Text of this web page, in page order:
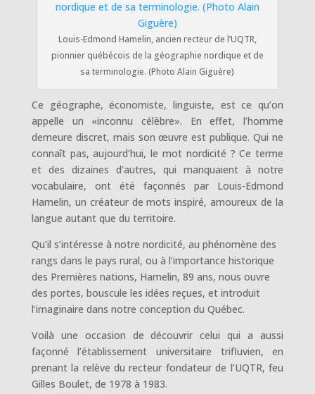
Louis-Edmond Hamelin, ancien recteur de l’UQTR,
pionnier québécois de la géographie nordique et de
sa terminologie. (Photo Alain Giguère)
Ce géographe, économiste, linguiste, est ce qu’on
appelle un «inconnu célèbre». En effet, l’homme
demeure discret, mais son œuvre est publique. Qui ne
connaît pas, aujourd’hui, le mot nordicité ? Ce terme
et des dizaines d’autres, qui manquaient à notre
vocabulaire, ont été façonnés par Louis-Edmond
Hamelin, un créateur de mots inspiré, amoureux de la
langue autant que du territoire.
Qu’il s’intéresse à notre nordicité, au phénomène des
rangs dans le pays rural, ou à l’importance historique
des Premières nations, Hamelin, 89 ans, nous ouvre
des portes, bouscule les idées reçues, et introduit
l’imaginaire dans notre conception du Québec.
Voilà une occasion de découvrir celui qui a aussi
façonné l’établissement universitaire trifluvien, en
prenant la relève du recteur fondateur de l’UQTR, feu
Gilles Boulet, de 1978 à 1983.